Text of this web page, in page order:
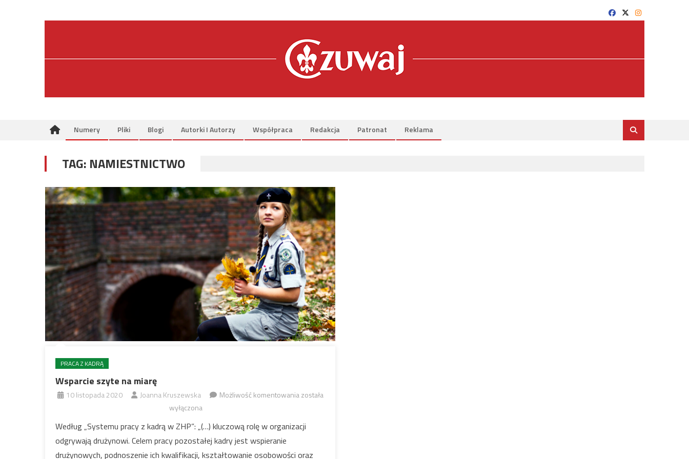
Numery Pliki Blogi Autorki I Autorzy Współpraca Redakcja Patronat Reklama
TAG: NAMIESTNICTWO
PRACA Z KADRĄ
Wsparcie szyte na miarę
10 listopada 2020 Joanna Kruszewska Możliwość komentowaniaWsparcie
miarę
została
wyłączona
Według „Systemu pracy z kadrą w ZHP”: „(…) kluczową rolę w organizacji
odgrywają drużynowi. Celem pracy pozostałej kadry jest wspieranie
drużynowych, podnoszenie ich kwalifikacji, kształtowanie osobowości oraz